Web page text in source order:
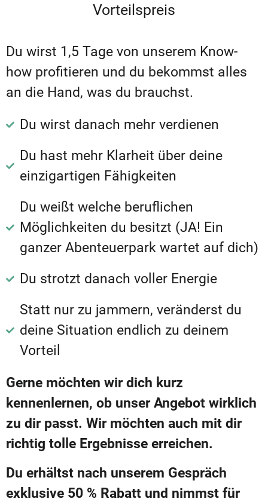
Vorteilspreis
Du wirst 1,5 Tage von unserem Know-
how profitieren und du bekommst alles
an die Hand, was du brauchst.
Du wirst danach mehr verdienen
Du hast mehr Klarheit über deine
einzigartigen Fähigkeiten
Du weißt welche beruflichen
Möglichkeiten du besitzt (JA! Ein
ganzer Abenteuerpark wartet auf dich)
Du strotzt danach voller Energie
Statt nur zu jammern, veränderst du
deine Situation endlich zu deinem
Vorteil
Gerne möchten wir dich kurz
kennenlernen, ob unser Angebot wirklich
zu dir passt. Wir möchten auch mit dir
richtig tolle Ergebnisse erreichen.
Du erhältst nach unserem Gespräch
exklusive 50 % Rabatt und nimmst für